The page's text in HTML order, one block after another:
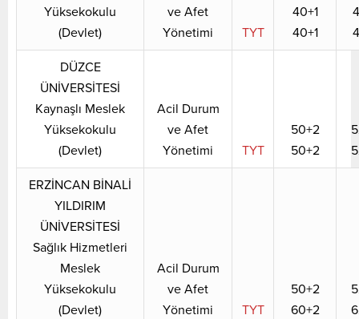
Yüksekokulu
(Devlet)
ve Afet
Yönetimi
TYT
40+1
40+1
DÜZCE
ÜNİVERSİTESİ
Kaynaşlı Meslek
Yüksekokulu
(Devlet)
Acil Durum
ve Afet
Yönetimi
TYT
50+2
50+2
ERZİNCAN BİNALİ
YILDIRIM
ÜNİVERSİTESİ
Sağlık Hizmetleri
Meslek
Yüksekokulu
(Devlet)
Acil Durum
ve Afet
Yönetimi
TYT
50+2
60+2